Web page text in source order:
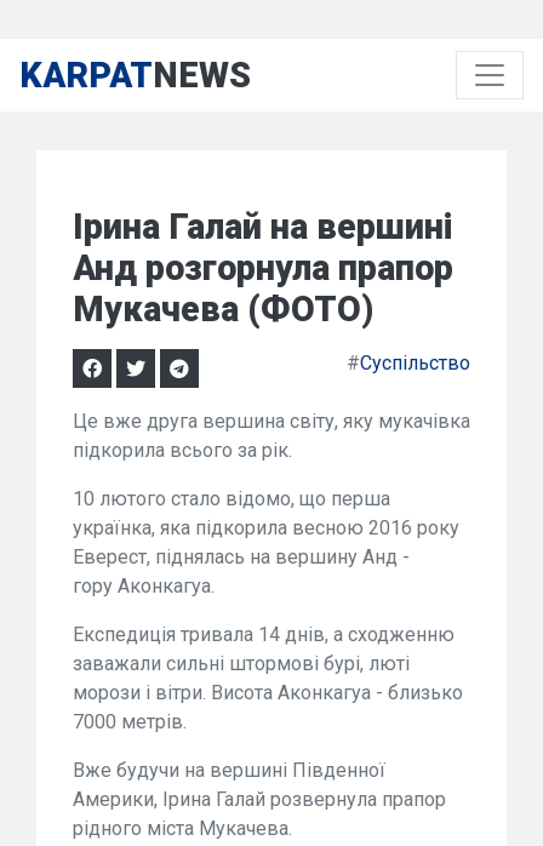
KARPATNEWS
Ірина Галай на вершині
Анд розгорнула прапор
Мукачева (ФОТО)
#Суспільство
Це вже друга вершина світу, яку мукачівка
підкорила всього за рік.
10 лютого стало відомо, що перша
українка, яка підкорила весною 2016 року
Еверест, піднялась на вершину Анд -
гору Аконкагуа.
Експедиція тривала 14 днів, а сходженню
заважали сильні штормові бурі, люті
морози і вітри. Висота Аконкагуа - близько
7000 метрів.
Вже будучи на вершині Південної
Америки, Ірина Галай розвернула прапор
рідного міста Мукачева.